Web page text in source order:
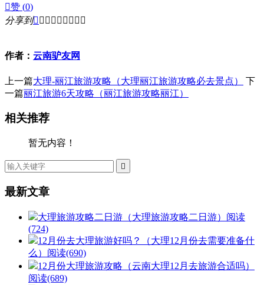
赞 (0)
分享到        
作者： 云南驴友网
上一篇大理-丽江旅游攻略（大理丽江旅游攻略必去景点）
下
一篇丽江旅游6天攻略（丽江旅游攻略丽江）
相关推荐
暂无内容！

最新文章
大理旅游攻略二日游（大理旅游攻略二日游） 阅读
(724)
12月份去大理旅游好吗？（大理12月份去需要准备什
么） 阅读(690)
12月份大理旅游攻略（云南大理12月去旅游合适吗）
阅读(689)